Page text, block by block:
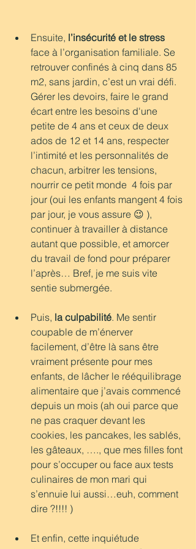
Ensuite, l’insécurité et le stress
face à l’organisation familiale. Se
retrouver confinés à cinq dans 85
m2, sans jardin, c’est un vrai défi.
Gérer les devoirs, faire le grand
écart entre les besoins d'une
petite de 4 ans et ceux de deux
ados de 12 et 14 ans, respecter
l’intimité et les personnalités de
chacun, arbitrer les tensions,
nourrir ce petit monde  4 fois par
jour (oui les enfants mangent 4 fois
par jour, je vous assure 😉 ),
continuer à travailler à distance
autant que possible, et amorcer
du travail de fond pour préparer
l’après… Bref, je me suis vite
sentie submergée.
Puis, la culpabilité. Me sentir
coupable de m’énerver
facilement, d’être là sans être
vraiment présente pour mes
enfants, de lâcher le rééquilibrage
alimentaire que j’avais commencé
depuis un mois (ah oui parce que
ne pas craquer devant les
cookies, les pancakes, les sablés,
les gâteaux, …., que mes filles font
pour s’occuper ou face aux tests
culinaires de mon mari qui
s’ennuie lui aussi…euh, comment
dire ?!!!! )
Et enfin, cette inquiétude